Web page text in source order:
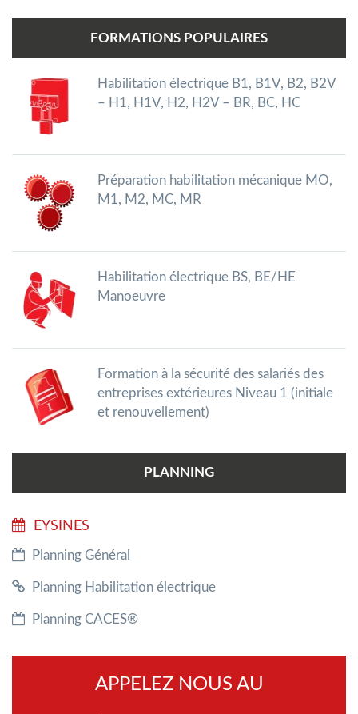
FORMATIONS POPULAIRES
Habilitation électrique B1, B1V, B2, B2V
– H1, H1V, H2, H2V – BR, BC, HC
Préparation habilitation mécanique MO,
M1, M2, MC, MR
Habilitation électrique BS, BE/HE
Manoeuvre
Formation à la sécurité des salariés des
entreprises extérieures Niveau 1 (initiale
et renouvellement)
PLANNING
EYSINES
Planning Général
Planning Habilitation électrique
Planning CACES®
APPELEZ NOUS AU